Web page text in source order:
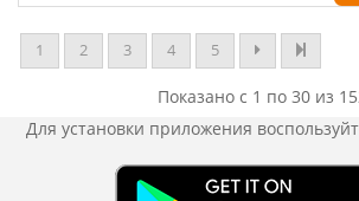
1 2 3 4 5
Показано с 1 по 30 из
Для установки приложения